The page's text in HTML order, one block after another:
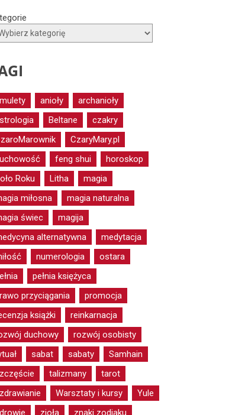
anioły
archanioły
Beltane
czakry
CzaryMary.pl
feng shui
horoskop
Roku
Litha
magia
miłosna
magia naturalna
świec
magija
alternatywna
medytacja
numerologia
ostara
pełnia księżyca
przyciągania
promocja
książki
reinkarnacja
duchowy
rozwój osobisty
sabat sabaty
Samhain
talizmany
tarot
Warsztaty i kursy
Yule
zioła znaki zodiaku